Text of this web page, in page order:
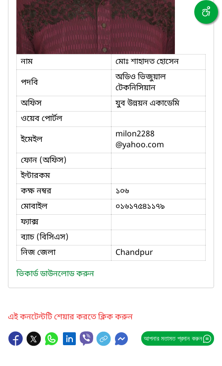
নাম
মোঃ শাহাদত হোসেন
পদবি
অডিও ভিজুয়াল
টেকনিসিয়ান
অফিস
যুব উন্নয়ন একাডেমি
ওয়েব পোর্টল
ইমেইল
milon2288
@yahoo.com
ফোন (অফিস)
ইন্টারকম
কক্ষ নম্বর
১০৬
মোবাইল
০১৬১৭৫৪১১৭৯
ফ্যাক্স
ব্যাচ (বিসিএস)
নিজ জেলা
Chandpur
ভিকার্ড ডাউনলোড করুন
এই কনটেন্টটি শেয়ার করতে ক্লিক করুন
আপনার মতামত প্রদান করুন